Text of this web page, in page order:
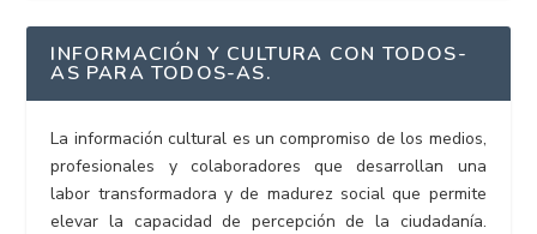
INFORMACIÓN Y CULTURA CON TODOS-
AS PARA TODOS-AS.
La información cultural es un compromiso de los medios,
profesionales y colaboradores que desarrollan una
labor transformadora y de madurez social que permite
elevar la capacidad de percepción de la ciudadanía.